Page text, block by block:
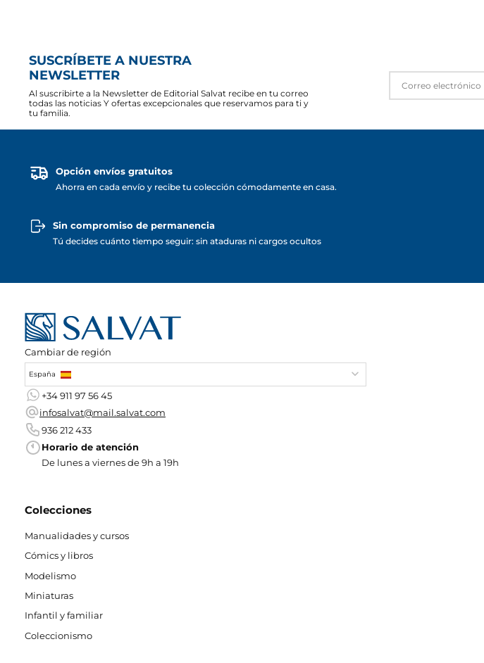
SUSCRÍBETE A NUESTRA
NEWSLETTER
Al suscribirte a la Newsletter de Editorial Salvat recibe en tu correo
todas las noticias Y ofertas excepcionales que reservamos para ti y
tu familia.
Opción envíos gratuitos
Ahorra en cada envío y recibe tu colección cómodamente en casa.
Sin compromiso de permanencia
Tú decides cuánto tiempo seguir: sin ataduras ni cargos ocultos
Cambiar de región
España
+34 911 97 56 45
infosalvat@mail.salvat.com
936 212 433
Horario de atención
De lunes a viernes de 9h a 19h
Colecciones
Manualidades y cursos
Cómics y libros
Modelismo
Miniaturas
Infantil y familiar
Coleccionismo